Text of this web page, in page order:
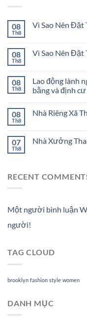
08
Th8
Vì Sao Nên Đặt
08
Th8
Vì Sao Nên Đặt
08
Th8
Lao động lành
bằng và định cư
08
Th8
Nhà Riêng Xã
07
Th8
Nhà Xưởng
RECENT
Một người bình luận
người!
TAG CLOUD
brooklyn fashion style women
DANH MỤC